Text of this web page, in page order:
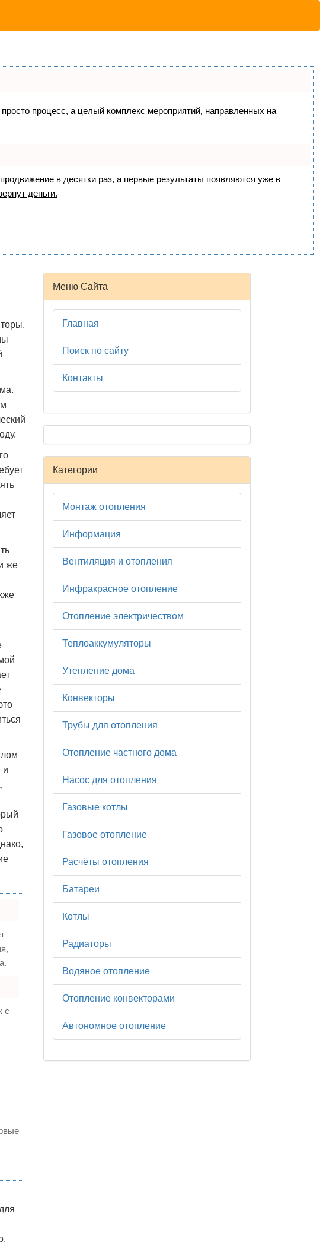
процесс, а целый комплекс мероприятий, направленных на
в десятки раз, а первые результаты появляются уже в
деньги.
же
и
с
Меню Сайта
Главная
Поиск по сайту
Контакты
Категории
Монтаж отопления
Информация
Вентиляция и отопления
Инфракрасное отопление
Отопление электричеством
Теплоаккумуляторы
Утепление дома
Конвекторы
Трубы для отопления
Отопление частного дома
Насос для отопления
Газовые котлы
Газовое отопление
Расчёты отопления
Батареи
Котлы
Радиаторы
Водяное отопление
Отопление конвекторами
Автономное отопление